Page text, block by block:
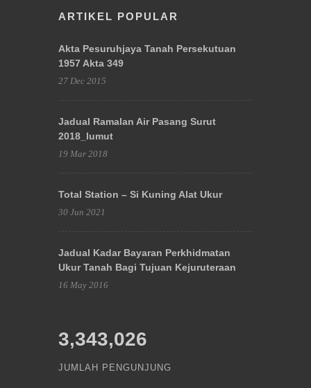
ARTIKEL POPULAR
Akta Pesuruhjaya Tanah Persekutuan
1957 Akta 349
27 Dec 2015
Jadual Ramalan Air Pasang Surut
2018_lumut
19 Mar 2018
Total Station – Si Kuning Alat Ukur
30 Jun 2021
Jadual Kadar Bayaran Perkhidmatan
Ukur Tanah Bagi Tujuan Kejuruteraan
16 May 2016
3,343,026
JUMLAH PENGUNJUNG